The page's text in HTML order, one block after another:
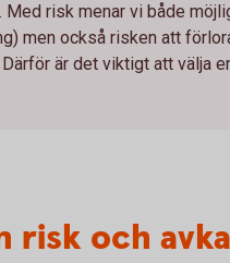
risk menar vi både
men också risken att
är det viktigt att välja
risk och